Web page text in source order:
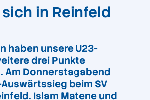
in Reinfeld
haben unsere U23-
drei Punkte
Am Donnerstagabend
beim SV
Islam Matene und